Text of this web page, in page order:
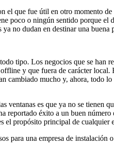
que fue útil en otro momento
poco o ningún sentido porque
no dudan en destinar una
tipo. Los negocios que se han
y que fuera de carácter
cambiado mucho y, ahora, todo
ventanas es que ya no se
éxito a un buen
propósito principal de cualquier
para una empresa de